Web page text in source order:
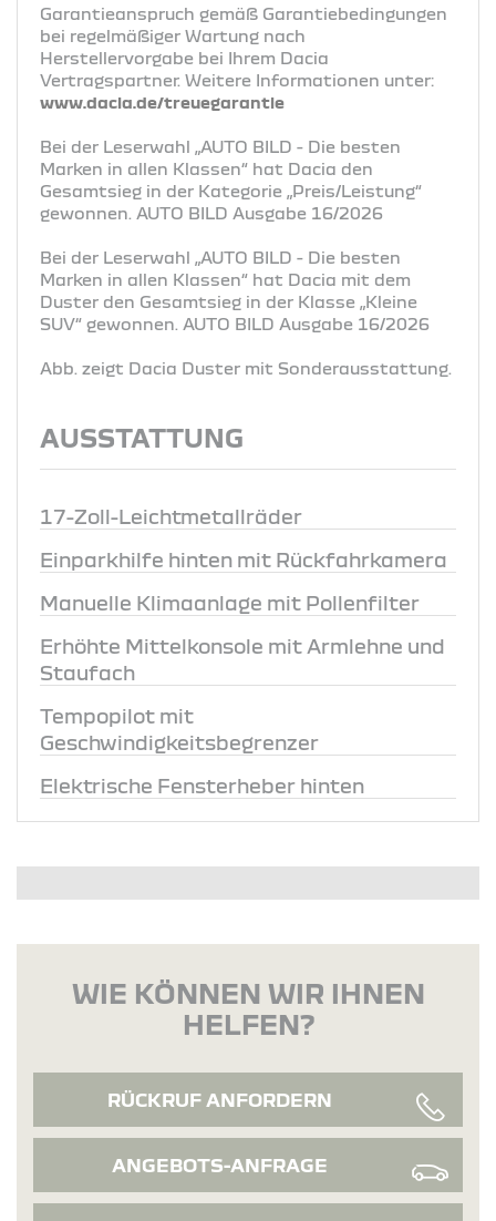
Garantieanspruch gemäß Garantiebedingungen
bei regelmäßiger Wartung nach
Herstellervorgabe bei Ihrem Dacia
Vertragspartner. Weitere Informationen unter:
www.dacia.de/treuegarantie
Bei der Leserwahl „AUTO BILD - Die besten
Marken in allen Klassen“ hat Dacia den
Gesamtsieg in der Kategorie „Preis/Leistung“
gewonnen. AUTO BILD Ausgabe 16/2026
Bei der Leserwahl „AUTO BILD - Die besten
Marken in allen Klassen“ hat Dacia mit dem
Duster den Gesamtsieg in der Klasse „Kleine
SUV“ gewonnen. AUTO BILD Ausgabe 16/2026
Abb. zeigt Dacia Duster mit Sonderausstattung.
AUSSTATTUNG
17-Zoll-Leichtmetallräder
Einparkhilfe hinten mit Rückfahrkamera
Manuelle Klimaanlage mit Pollenfilter
Erhöhte Mittelkonsole mit Armlehne und
Staufach
Tempopilot mit
Geschwindigkeitsbegrenzer
Elektrische Fensterheber hinten
WIE KÖNNEN WIR IHNEN
HELFEN?
RÜCKRUF ANFORDERN
ANGEBOTS-ANFRAGE